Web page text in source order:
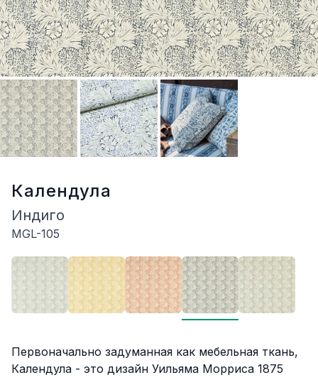
Календула
Индиго
MGL-105
Описание
Первоначально задуманная как мебельная ткань,
Календула - это дизайн Уильяма Морриса 1875